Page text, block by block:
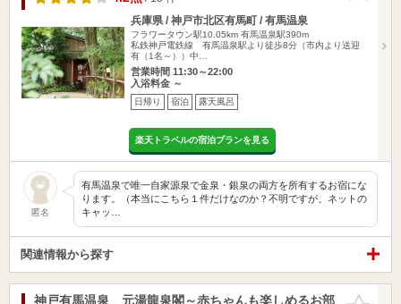
兵庫県 / 神戸市北区有馬町 / 有馬温泉
フラワータウン駅10.05km 有馬温泉駅390m
私鉄神戸電鉄線 有馬温泉駅より徒歩8分（市内より送迎
有（1名～））中…
営業時間 11:30～22:00
入浴料金 ～
日帰り 宿泊 露天風呂
楽天トラベルの宿泊プランを見る
匿名
有馬温泉で唯一自家源泉で金泉・銀泉の両方を所有するお宿にな
ります。（本当にこちら１件だけなのか？不明ですが、ネットの
キャッ…
関連情報から探す
お気に入
神戸有馬温泉 元湯龍泉閣～赤ちゃんも楽しめるお部